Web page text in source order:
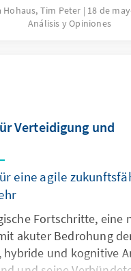
Innovation und
der Mitgliedstaaten
die Verwendung
Indikatoren gibt
Hohaus, Tim Peter
18 de
Análisis y Opiniones
Verteidigung und
eine agile
Fortschritte, eine
akuter Bedrohung
hybride und kognitive